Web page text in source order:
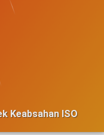
Keabsahan ISO